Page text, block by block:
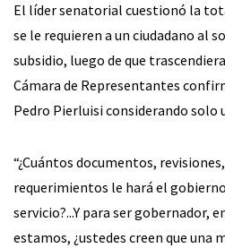
El líder senatorial cuestionó la
se le requieren a un ciudadano al
subsidio, luego de que
Cámara de Representantes
Pedro Pierluisi considerando solo
“¿Cuántos documentos,
requerimientos le hará el
servicio?...Y para ser gobernador,
estamos, ¿ustedes creen que una